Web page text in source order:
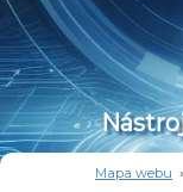
Mapa webu